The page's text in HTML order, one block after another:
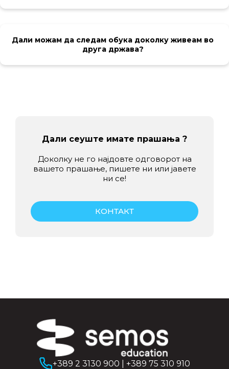
Дали можам да следам обука доколку живеам во
друга држава?
Дали сеуште имате прашања ?
Доколку не го најдовте одговорот на
вашето прашање, пишете ни или јавете
ни се!
КОНТАКТ
+389 2 3130 900
+389 75 310 910